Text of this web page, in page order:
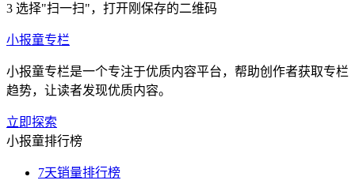
3 选择"扫一扫"，打开刚保存的二维码
小报童专栏
小报童专栏是一个专注于优质内容平台，帮助创作者获取专栏
趋势，让读者发现优质内容。
立即探索
小报童排行榜
7天销量排行榜